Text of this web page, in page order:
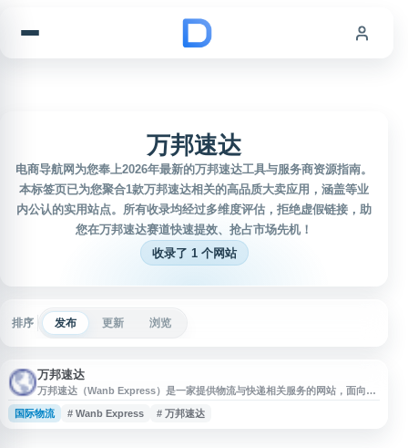
万邦速达
电商导航网为您奉上2026年最新的万邦速达工具与服务商资源指南。
本标签页已为您聚合1款万邦速达相关的高品质大卖应用，涵盖等业
内公认的实用站点。所有收录均经过多维度评估，拒绝虚假链接，助
您在万邦速达赛道快速提效、抢占市场先机！
收录了 1 个网站
排序 发布 更新 浏览
万邦速达
万邦速达（Wanb Express）是一家提供物流与快递相关服务的网站，面向有
包裹寄递、跨境运输或物流查询需求的用户。网站可作为了解万邦速达服务信
息、运输渠道、业务范围及联系方式的入口，适合电商卖家、企业客户和个人
国际物流 # Wanb Express # 万邦速达